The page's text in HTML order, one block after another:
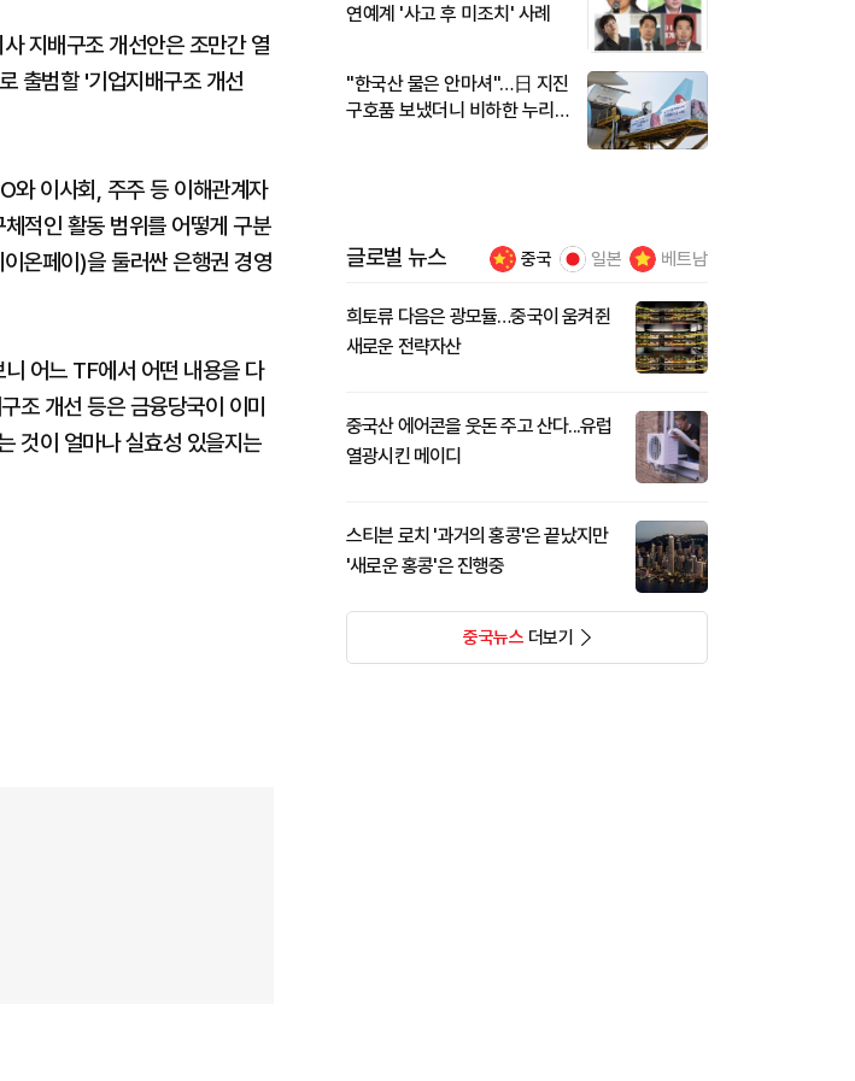
지배구조 개선안은 조만간 열
출범할 '기업지배구조 개선
와 이사회, 주주 등 이해관계자
적인 활동 범위를 어떻게 구분
온페이)을 둘러싼 은행권 경영
어느 TF에서 어떤 내용을 다
조 개선 등은 금융당국이 이미
것이 얼마나 실효성 있을지는
연예계 '사고 후 미조치' 사례
"한국산 물은 안마셔"…日 지진
구호품 보냈더니 비하한 누리
글로벌 뉴스 중국 일본 베트남
희토류 다음은 광모듈…중국이 움켜쥔
새로운 전략자산
중국산 에어콘을 웃돈 주고 산다...유럽
열광시킨 메이디
스티븐 로치 '과거의 홍콩'은 끝났지만
'새로운 홍콩'은 진행중
중국뉴스더보기